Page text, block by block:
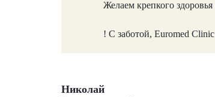
Желаем крепкого здоровья
! С заботой, Euromed Clinic
Николай